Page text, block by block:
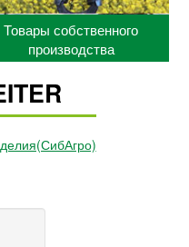
Товары собственного
производства